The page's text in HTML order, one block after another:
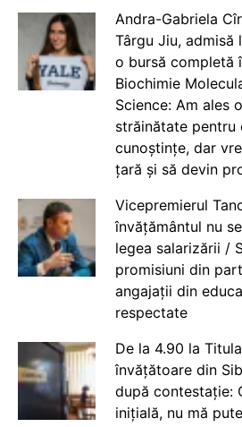
Andra-Gabriela
Târgu Jiu, admisă
o bursă completă
Biochimie
Science: Am ales
străinătate
cunoștințe, dar
țară și să devin
Vicepremierul
învățământul nu
legea salarizării /
promisiuni din
angajații din
respectate
De la 4.90 la
învățătoare din
după contestație:
inițială, nu mă